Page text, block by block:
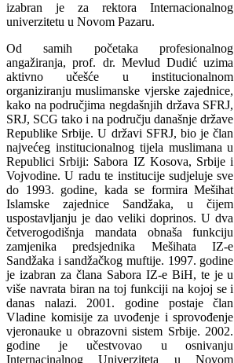
izabran je za rektora Internacionalnog
univerzitetu u Novom Pazaru.
Od samih početaka profesionalnog
angažiranja, prof. dr. Mevlud Dudić uzima
aktivno učešće u institucionalnom
organiziranju muslimanske vjerske zajednice,
kako na područjima negdašnjih država SFRJ,
SRJ, SCG tako i na području današnje države
Republike Srbije. U državi SFRJ, bio je član
najvećeg institucionalnog tijela muslimana u
Republici Srbiji: Sabora IZ Kosova, Srbije i
Vojvodine. U radu te institucije sudjeluje sve
do 1993. godine, kada se formira Mešihat
Islamske zajednice Sandžaka, u čijem
uspostavljanju je dao veliki doprinos. U dva
četverogodišnja mandata obnaša funkciju
zamjenika predsjednika Mešihata IZ-e
Sandžaka i sandžačkog muftije. 1997. godine
je izabran za člana Sabora IZ-e BiH, te je u
više navrata biran na toj funkciji na kojoj se i
danas nalazi. 2001. godine postaje član
Vladine komisije za uvođenje i sprovođenje
vjeronauke u obrazovni sistem Srbije. 2002.
godine je učestvovao u osnivanju
Internacinalnog Univerziteta u Novom